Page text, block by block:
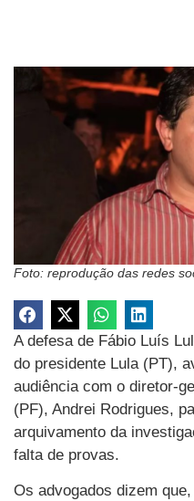
Foto: reprodução das redes
A defesa de Fábio Luís
do presidente Lula (PT),
audiência com o diretor-
(PF), Andrei Rodrigues,
arquivamento da
falta de provas.
Os advogados dizem